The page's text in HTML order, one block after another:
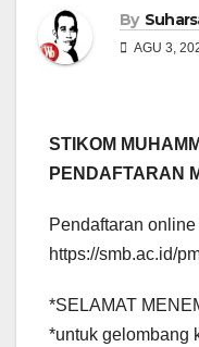
By
AGU 3,
STIKOM
PENDAFTARAN
Pendaftaran
https://smb.ac.id/
*SELAMAT
*untuk gelombang